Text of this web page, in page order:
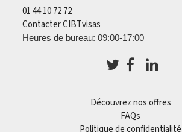
01 44 10 72 72
Contacter CIBTvisas
Heures de bureau: 09:00-17:00
Découvrez nos offres
FAQs
Politique de confidentialité